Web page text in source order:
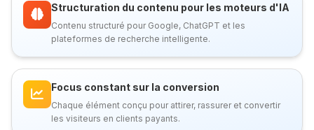
Structuration du contenu pour les moteurs d'IA
Contenu structuré pour Google, ChatGPT et les
plateformes de recherche intelligente.
Focus constant sur la conversion
Chaque élément conçu pour attirer, rassurer et convertir
les visiteurs en clients payants.